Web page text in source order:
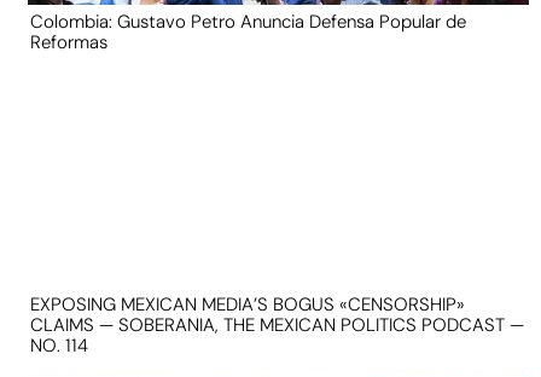
Colombia: Gustavo Petro Anuncia Defensa Popular de
Reformas
EXPOSING MEXICAN MEDIA’S BOGUS «CENSORSHIP»
CLAIMS — SOBERANIA, THE MEXICAN POLITICS PODCAST —
NO. 114